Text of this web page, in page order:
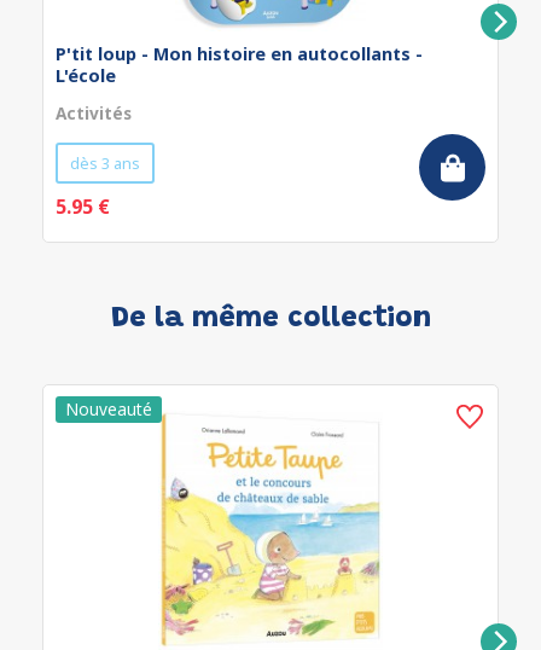
P'tit loup - Mon histoire en autocollants -
L'école
Activités
dès 3 ans
5.95 €
De la même collection